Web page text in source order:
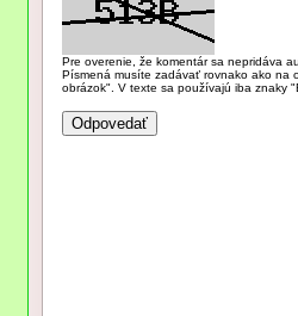
Pre overenie, že komentár sa nepridáva
Písmená musíte zadávať rovnako ako na
obrázok". V texte sa používajú iba znaky